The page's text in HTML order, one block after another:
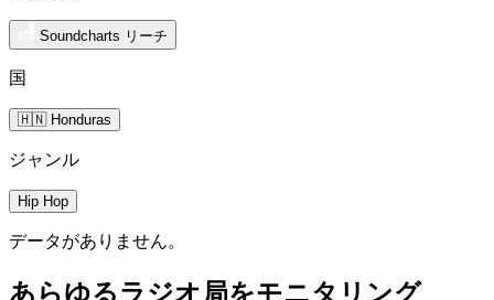
Soundcharts リーチ
国
🇭🇳 Honduras
ジャンル
Hip Hop
データがありません。
あらゆるラジオ局をモニタリング